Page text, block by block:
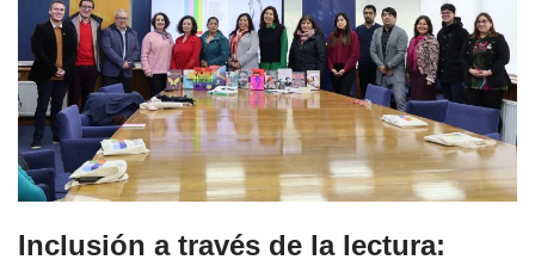
Inclusión a través de la lectura: